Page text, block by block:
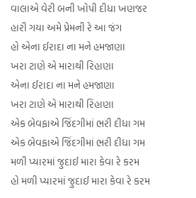
વાલાએ વેરી બની ખોપી દીધા ખણજર
હારી ગયા અમે પ્રેમની રે આ જંગ
હો એના ઈરાદા ના મને હમજાણા
ખરા ટાણે એ મારાથી રિહાણા
એના ઈરાદા ના મને હમજાણા
ખરા ટાણે એ મારાથી રિહાણા
એક બેવફાએ જિંદગીમાં ભરી દીધા ગમ
એક બેવફાએ જિંદગીમાં ભરી દીધા ગમ
મળી પ્યારમાં જુદાઈ મારા કેવા રે કરમ
હો મળી પ્યારમાં જુદાઈ મારા કેવા રે કરમ